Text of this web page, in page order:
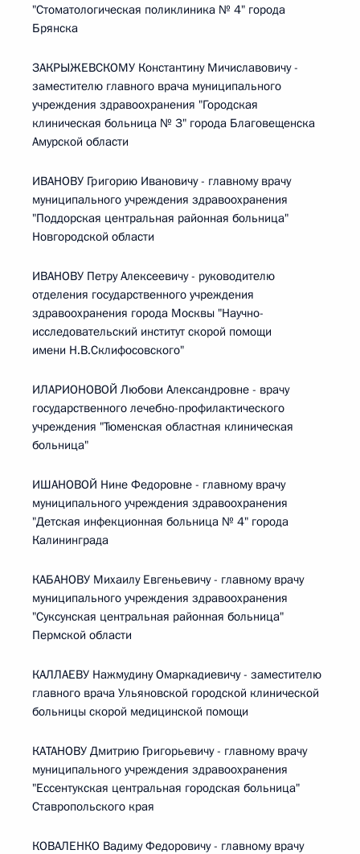
"Стоматологическая поликлиника № 4" города
Брянска
ЗАКРЫЖЕВСКОМУ Константину Мичиславовичу -
заместителю главного врача муниципального
учреждения здравоохранения "Городская
клиническая больница № 3" города Благовещенска
Амурской области
ИВАНОВУ Григорию Ивановичу - главному врачу
муниципального учреждения здравоохранения
"Поддорская центральная районная больница"
Новгородской области
ИВАНОВУ Петру Алексеевичу - руководителю
отделения государственного учреждения
здравоохранения города Москвы "Научно-
исследовательский институт скорой помощи
имени Н.В.Склифосовского"
ИЛАРИОНОВОЙ Любови Александровне - врачу
государственного лечебно-профилактического
учреждения "Тюменская областная клиническая
больница"
ИШАНОВОЙ Нине Федоровне - главному врачу
муниципального учреждения здравоохранения
"Детская инфекционная больница № 4" города
Калининграда
КАБАНОВУ Михаилу Евгеньевичу - главному врачу
муниципального учреждения здравоохранения
"Суксунская центральная районная больница"
Пермской области
КАЛЛАЕВУ Нажмудину Омаркадиевичу - заместителю
главного врача Ульяновской городской клинической
больницы скорой медицинской помощи
КАТАНОВУ Дмитрию Григорьевичу - главному врачу
муниципального учреждения здравоохранения
"Ессентукская центральная городская больница"
Ставропольского края
КОВАЛЕНКО Вадиму Федоровичу - главному врачу